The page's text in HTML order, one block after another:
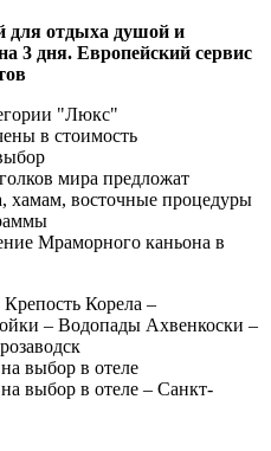
для отдыха душой и
3 дня. Европейский сервис
"Люкс"
в стоимость
мира предложат
хамам, восточные процедуры
Мраморного каньона в
Корела –
– Водопады Ахвенкоски –
выбор в отеле
выбор в отеле – Санкт-